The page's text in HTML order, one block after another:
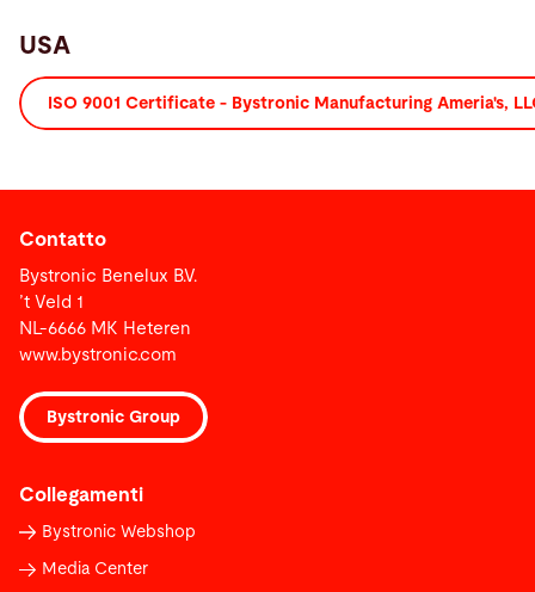
USA
ISO 9001 Certificate - Bystronic Manufacturing Ameria's,
Contatto
Bystronic Benelux B.V.
’t Veld 1
NL-6666 MK Heteren
www.bystronic.com
Bystronic Group
Collegamenti
Bystronic Webshop
Media Center